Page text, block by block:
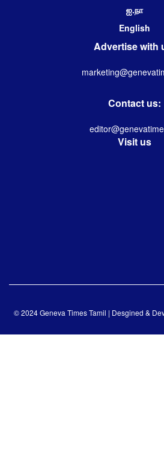
ஐ.நா
English
Advertise with
Contact us:
Visit us
© 2024 Geneva Times Tamil | Desgined &